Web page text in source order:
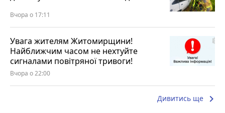
Вчора о 17:11
Увага жителям Житомирщини!
Найближчим часом не нехтуйте
сигналами повітряної тривоги!
Вчора о 22:00
Дивитись ще keyboard_arrow_right